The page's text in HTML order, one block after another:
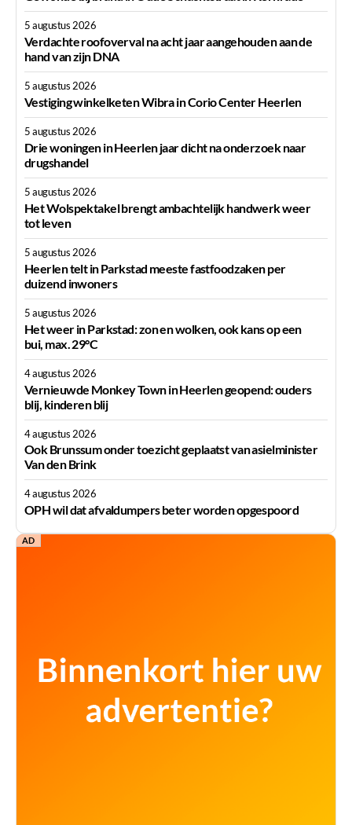
5 augustus 2026
Verdachte roofoverval na acht jaar aangehouden aan de
hand van zijn DNA
5 augustus 2026
Vestiging winkelketen Wibra in Corio Center Heerlen
5 augustus 2026
Drie woningen in Heerlen jaar dicht na onderzoek naar
drugshandel
5 augustus 2026
Het Wolspektakel brengt ambachtelijk handwerk weer
tot leven
5 augustus 2026
Heerlen telt in Parkstad meeste fastfoodzaken per
duizend inwoners
5 augustus 2026
Het weer in Parkstad: zon en wolken, ook kans op een
bui, max. 29°C
4 augustus 2026
Vernieuwde Monkey Town in Heerlen geopend: ouders
blij, kinderen blij
4 augustus 2026
Ook Brunssum onder toezicht geplaatst van asielminister
Van den Brink
4 augustus 2026
OPH wil dat afvaldumpers beter worden opgespoord
AD